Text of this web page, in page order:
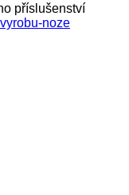
příslušenství
noze